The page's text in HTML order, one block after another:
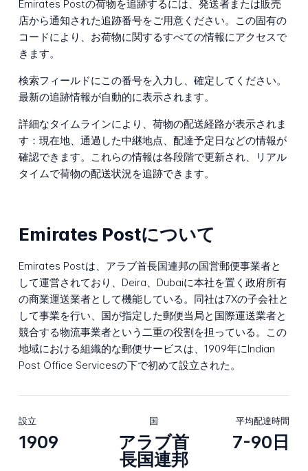
Emirates Postの荷物を追跡するには、発送者または販売
店から通知された追跡番号をご用意ください。この固有の
コードにより、お荷物に関するすべての情報にアクセスで
きます。
検索フィールドにこの番号を入力し、確定してください。
最新の追跡情報が自動的に表示されます。
詳細なタイムラインにより、荷物の配送経路が表示されま
す：現在地、通過した中継地点、配達予定日などの情報が
確認できます。これらの情報は各段階で更新され、リアル
タイムで荷物の配送状況を追跡できます。
Emirates Postについて
Emirates Postは、アラブ首長国連邦の国営郵便事業者と
して運営されており、Deira、Dubaiに本社を置く政府所有
の商業運送業者として機能している。同社は7Xの子会社と
して事業を行い、国が指定した郵便当局と国際運送業者と
競合する物流事業者という二重の役割を担っている。この
地域における組織的な郵便サービスは、1909年にIndian
Post Office Servicesの下で初めて設立された。
設立
1909
国
アラブ首
長国連邦
平均配達時間
7-90日